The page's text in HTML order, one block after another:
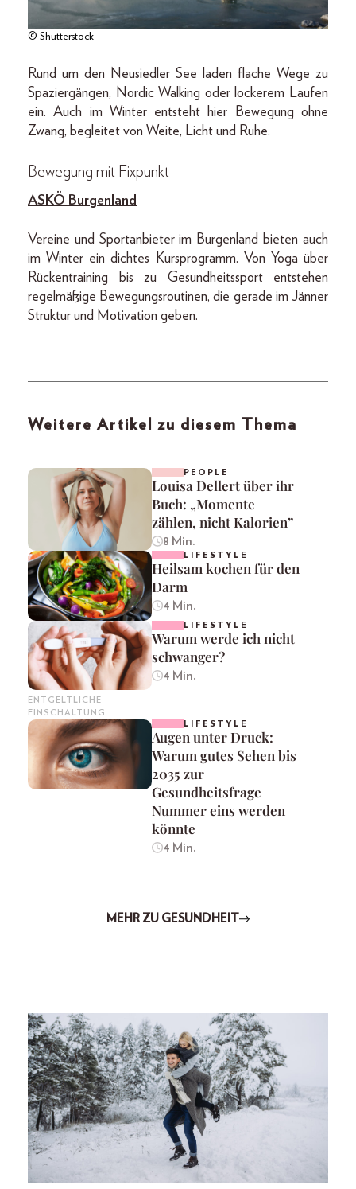
© Shutterstock
Rund um den Neusiedler See laden flache Wege zu
Spaziergängen, Nordic Walking oder lockerem Laufen
ein. Auch im Winter entsteht hier Bewegung ohne
Zwang, begleitet von Weite, Licht und Ruhe.
Bewegung mit Fixpunkt
ASKÖ Burgenland
Vereine und Sportanbieter im Burgenland bieten auch
im Winter ein dichtes Kursprogramm. Von Yoga über
Rückentraining bis zu Gesundheitssport entstehen
regelmäßige Bewegungsroutinen, die gerade im Jänner
Struktur und Motivation geben.
Weitere Artikel zu diesem Thema
PEOPLE
Louisa Dellert über ihr
Buch: „Momente
zählen, nicht Kalorien”
8 Min.
LIFESTYLE
Heilsam kochen für den
Darm
4 Min.
ENTGELTLICHE
EINSCHALTUNG
LIFESTYLE
Warum werde ich nicht
schwanger?
4 Min.
LIFESTYLE
Augen unter Druck:
Warum gutes Sehen bis
2035 zur
Gesundheitsfrage
Nummer eins werden
könnte
4 Min.
MEHR ZU GESUNDHEIT